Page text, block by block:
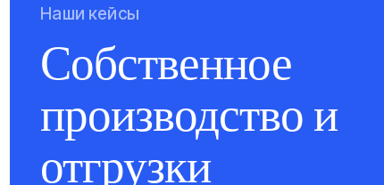
Наши кейсы
Собственное
производство и
отгрузки